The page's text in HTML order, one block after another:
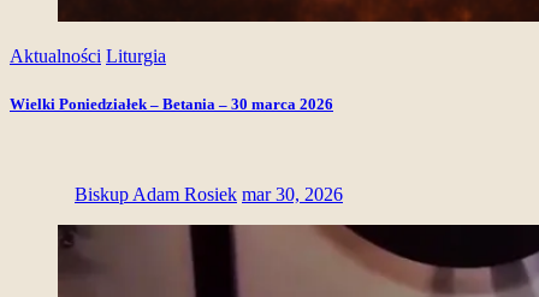
Aktualności Liturgia
Wielki Poniedziałek – Betania – 30 marca 2026
Biskup Adam Rosiek mar 30, 2026